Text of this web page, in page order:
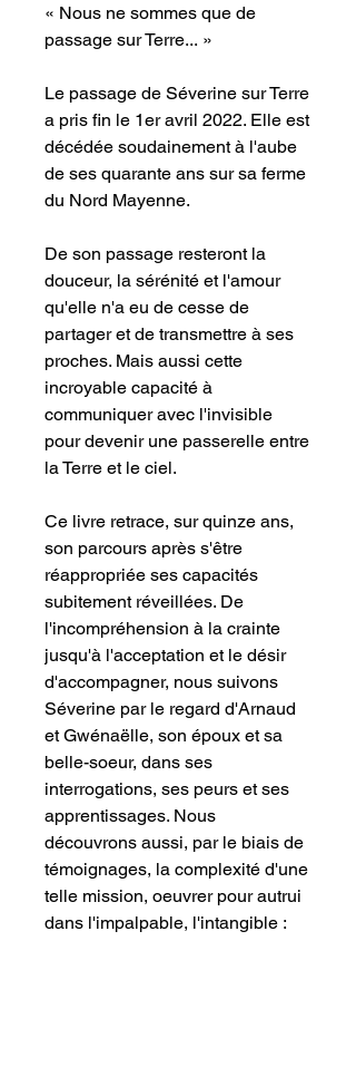
« Nous ne sommes que de
passage sur Terre... »
Le passage de Séverine sur Terre
a pris fin le 1er avril 2022. Elle est
décédée soudainement à l'aube
de ses quarante ans sur sa ferme
du Nord Mayenne.
De son passage resteront la
douceur, la sérénité et l'amour
qu'elle n'a eu de cesse de
partager et de transmettre à ses
proches. Mais aussi cette
incroyable capacité à
communiquer avec l'invisible
pour devenir une passerelle entre
la Terre et le ciel.
Ce livre retrace, sur quinze ans,
son parcours après s'être
réappropriée ses capacités
subitement réveillées. De
l'incompréhension à la crainte
jusqu'à l'acceptation et le désir
d'accompagner, nous suivons
Séverine par le regard d'Arnaud
et Gwénaëlle, son époux et sa
belle-soeur, dans ses
interrogations, ses peurs et ses
apprentissages. Nous
découvrons aussi, par le biais de
témoignages, la complexité d'une
telle mission, oeuvrer pour autrui
dans l'impalpable, l'intangible :